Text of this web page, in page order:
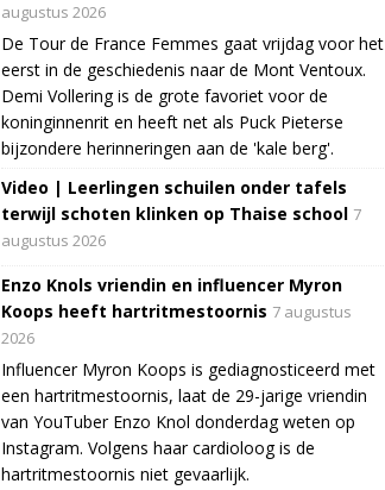
augustus 2026
De Tour de France Femmes gaat vrijdag voor het
eerst in de geschiedenis naar de Mont Ventoux.
Demi Vollering is de grote favoriet voor de
koninginnenrit en heeft net als Puck Pieterse
bijzondere herinneringen aan de 'kale berg'.
Video | Leerlingen schuilen onder tafels
terwijl schoten klinken op Thaise school 7
augustus 2026
Enzo Knols vriendin en influencer Myron
Koops heeft hartritmestoornis 7 augustus
2026
Influencer Myron Koops is gediagnosticeerd met
een hartritmestoornis, laat de 29-jarige vriendin
van YouTuber Enzo Knol donderdag weten op
Instagram. Volgens haar cardioloog is de
hartritmestoornis niet gevaarlijk.